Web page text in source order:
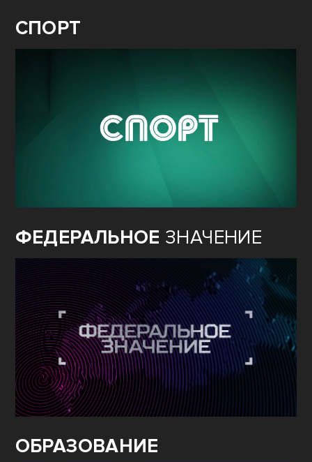
СПОРТ
ФЕДЕРАЛЬНОЕ ЗНАЧЕНИЕ
ОБРАЗОВАНИЕ